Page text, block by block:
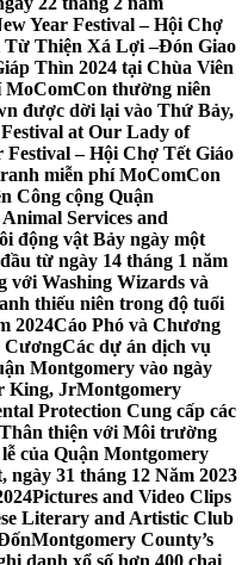
Year Festival – Hội Chợ
Từ Thiện Xá Lợi –Đón Giao
Thìn 2024 tại Chùa Viên
thường niên
được dời lại vào Thứ Bảy,
at Our Lady of
– Hội Chợ Tết Giáo
miễn phí MoComCon
Công cộng Quận
Services and
động vật Bảy ngày một
từ ngày 14 tháng 1 năm
với Washing Wizards và
thiếu niên trong độ tuổi
2024Cáo Phó và Chương
CươngCác dự án dịch vụ
Montgomery vào ngày
King, JrMontgomery
Protection Cung cấp các
thiện với Môi trường
của Quận Montgomery
31 tháng 12 Năm 2023
Pictures and Video Clips
Literary and Artistic Club
Montgomery County’s
danh xổ số hơn 400 chai